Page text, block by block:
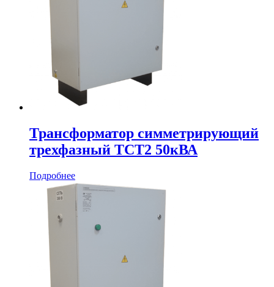
Трансформатор симметрирующий
трехфазный ТСТ2 50кВА
Подробнее